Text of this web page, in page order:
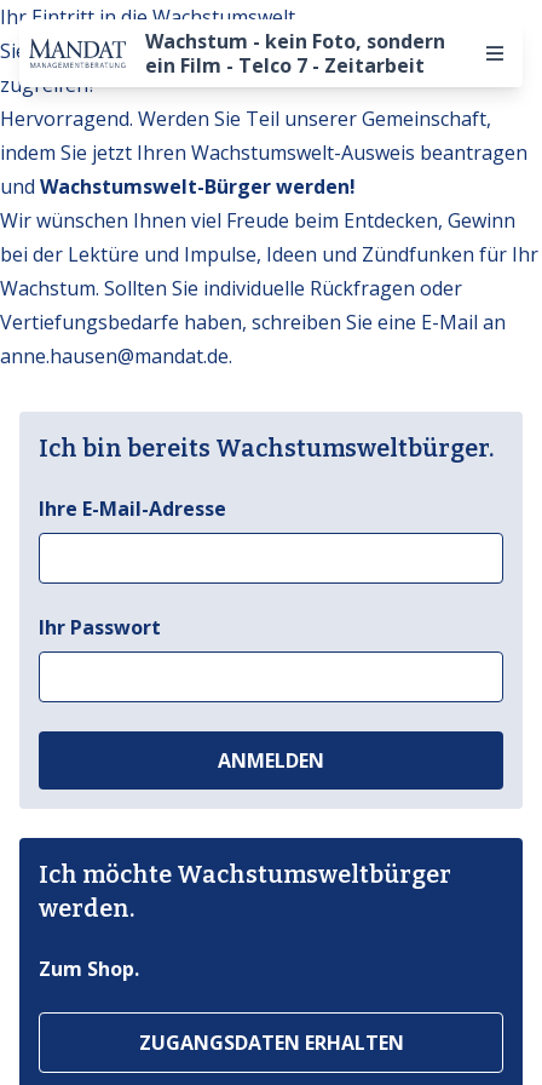
Wachstum - kein Foto, sondern
ein Film - Telco 7 - Zeitarbeit
Ihr Eintritt in die Wachstumswelt
Sie möchten auf weitere Inhalte der Wachstumswelt
zugreifen?
Hervorragend. Werden Sie Teil unserer Gemeinschaft,
indem Sie jetzt Ihren Wachstumswelt-Ausweis beantragen
und Wachstumswelt-Bürger werden!
Wir wünschen Ihnen viel Freude beim Entdecken, Gewinn
bei der Lektüre und Impulse, Ideen und Zündfunken für Ihr
Wachstum. Sollten Sie individuelle Rückfragen oder
Vertiefungsbedarfe haben, schreiben Sie eine E-Mail an
anne.hausen@mandat.de.
Ich bin bereits Wachstumsweltbürger.
Ihre E-Mail-Adresse
Ihr Passwort
ANMELDEN
Ich möchte Wachstumsweltbürger
werden.
Zum Shop.
ZUGANGSDATEN ERHALTEN